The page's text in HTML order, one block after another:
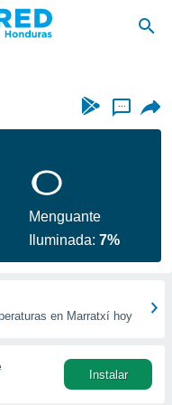
...
Menguante
Iluminada:7%
en Marratxí hoy
Instalar